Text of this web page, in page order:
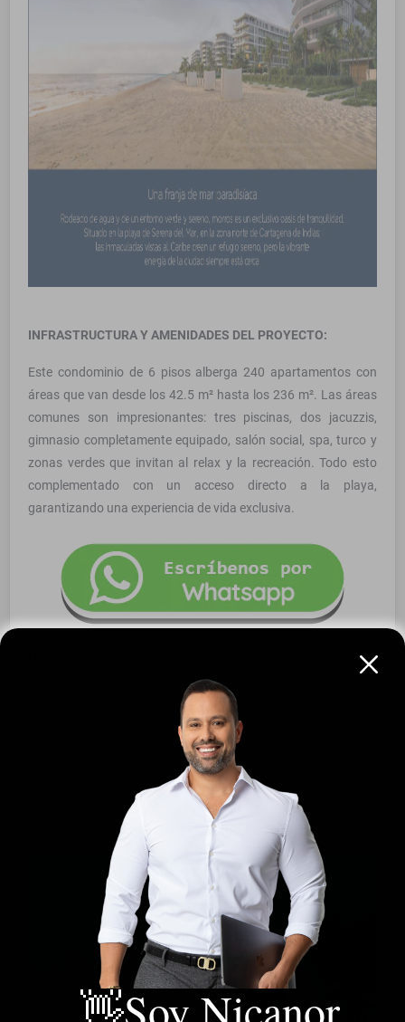
INFRASTRUCTURA Y AMENIDADES DEL PROYECTO:
Este condominio de 6 pisos alberga 240 apartamentos con
áreas que van desde los 42.5 m² hasta los 236 m². Las áreas
comunes son impresionantes: tres piscinas, dos jacuzzis,
gimnasio completamente equipado, salón social, spa, turco y
zonas verdes que invitan al relax y la recreación. Todo esto
complementado con un acceso directo a la playa,
garantizando una experiencia de vida exclusiva.
Ubicado en el sector Manzanillo del Mar, dentro de Serena del
combina una ubicación privilegiada con el
potencial de valorización de una región en constante
crecimiento. Su cercanía al centro histórico, el Aeropuerto
Internacional Rafael Núñez y otras atracciones turísticas lo
convierten en un destino ideal tanto para vivir como para
generar ingresos mediante plataformas como Airbnb.
👋Soy Nicanor